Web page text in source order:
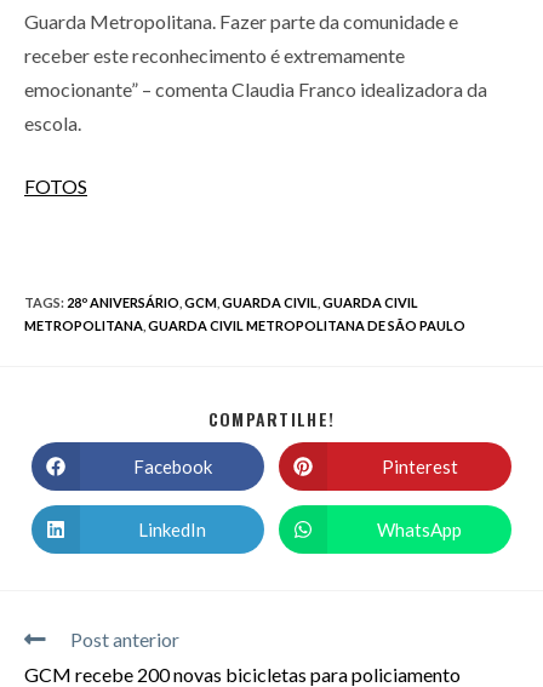
Guarda Metropolitana. Fazer parte da comunidade e
receber este reconhecimento é extremamente
emocionante” – comenta Claudia Franco idealizadora da
escola.
FOTOS
TAGS: 28º ANIVERSÁRIO GCM GUARDA CIVIL GUARDA CIVIL
METROPOLITANA GUARDA CIVIL METROPOLITANA DE SÃO PAULO
COMPARTILHE!
Facebook Pinterest
LinkedIn WhatsApp
Post anterior
GCM recebe 200 novas bicicletas para policiamento